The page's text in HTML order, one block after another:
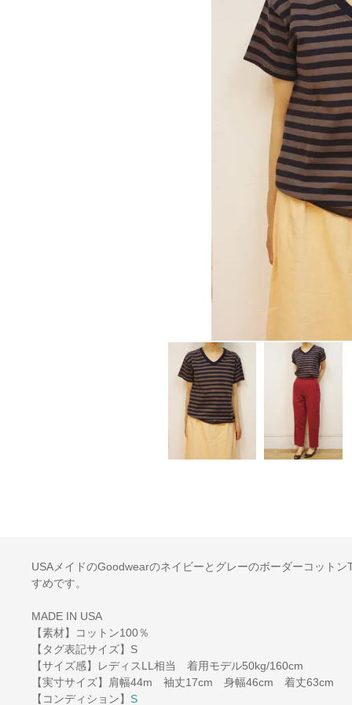
USAメイドのGoodwearのネイビーとグレーのボーダーコット
すめです。
MADE IN USA
【素材】コットン100％
【タグ表記サイズ】S
【サイズ感】レディスLL相当 着用モデル50kg/160cm
【実寸サイズ】肩幅44m 袖丈17cm 身幅46cm 着丈63cm
【コンディション】 S